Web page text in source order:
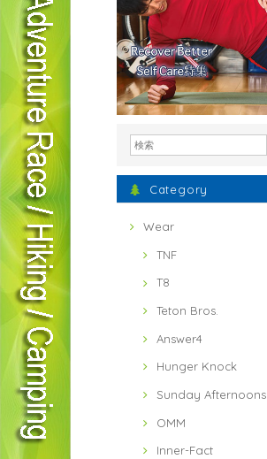
Category
Wear
TNF
T8
Teton Bros.
Answer4
Hunger Knock
Sunday Afternoons
OMM
Inner-Fact